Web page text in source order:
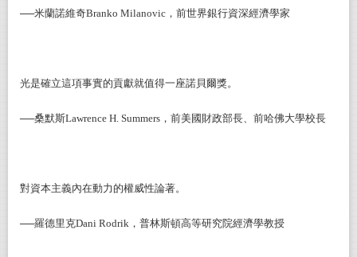
──米蘭諾維奇Branko Milanovic，前世界銀行資深經濟學家
光是確立這項事實的貢獻就值得一座諾貝爾獎。
──桑默斯Lawrence H. Summers，前美國財政部長、前哈佛大學校長
對資本主義內在動力的權威性論著。
──羅德里克Dani Rodrik，普林斯頓高等研究院經濟學教授